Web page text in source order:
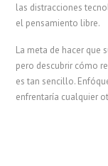
las distracciones
el pensamiento libre.
La meta de hacer que
pero descubrir cómo
es tan sencillo.
enfrentaría cualquier